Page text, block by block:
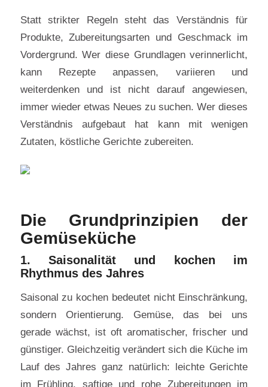
Statt strikter Regeln steht das Verständnis für
Produkte, Zubereitungsarten und Geschmack im
Vordergrund. Wer diese Grundlagen verinnerlicht,
kann Rezepte anpassen, variieren und
weiterdenken und ist nicht darauf angewiesen,
immer wieder etwas Neues zu suchen. Wer dieses
Verständnis aufgebaut hat kann mit wenigen
Zutaten, köstliche Gerichte zubereiten.
Die Grundprinzipien der
Gemüseküche
1. Saisonalität und kochen im
Rhythmus des Jahres
Saisonal zu kochen bedeutet nicht Einschränkung,
sondern Orientierung. Gemüse, das bei uns
gerade wächst, ist oft aromatischer, frischer und
günstiger. Gleichzeitig verändert sich die Küche im
Lauf des Jahres ganz natürlich: leichte Gerichte
im Frühling, saftige und rohe Zubereitungen im